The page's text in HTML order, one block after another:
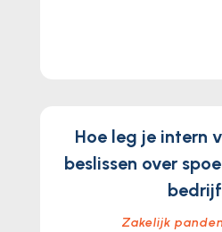
Hoe leg je intern
beslissen over
Zakelijk